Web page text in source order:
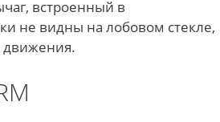
встроенный в
не видны на лобовом стекле,
движения.